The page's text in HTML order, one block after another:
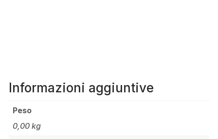
Informazioni aggiuntive
Peso
0,00 kg